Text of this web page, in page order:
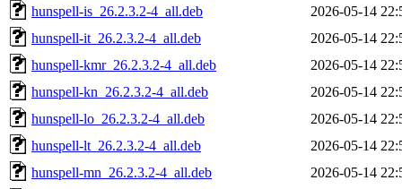
hunspell-is_26.2.3.2-4_all.deb
2026-05-14
hunspell-it_26.2.3.2-4_all.deb
2026-05-14
hunspell-kmr_26.2.3.2-4_all.deb
2026-05-14
hunspell-kn_26.2.3.2-4_all.deb
2026-05-14
hunspell-lo_26.2.3.2-4_all.deb
2026-05-14
hunspell-lt_26.2.3.2-4_all.deb
2026-05-14
hunspell-mn_26.2.3.2-4_all.deb
2026-05-14